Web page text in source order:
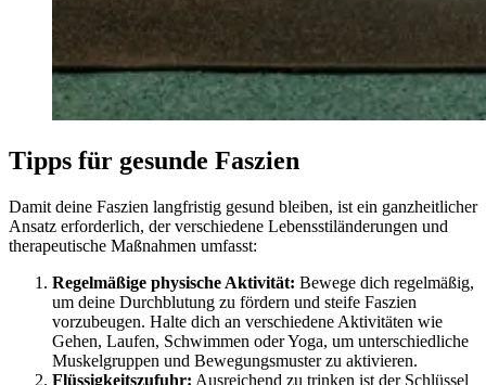
Tipps für gesunde Faszien
Damit deine Faszien langfristig gesund bleiben, ist ein ganzheitlicher
Ansatz erforderlich, der verschiedene Lebensstiländerungen und
therapeutische Maßnahmen umfasst:
Regelmäßige physische Aktivität: Bewege dich regelmäßig,
um deine Durchblutung zu fördern und steife Faszien
vorzubeugen. Halte dich an verschiedene Aktivitäten wie
Gehen, Laufen, Schwimmen oder Yoga, um unterschiedliche
Muskelgruppen und Bewegungsmuster zu aktivieren.
Flüssigkeitszufuhr: Ausreichend zu trinken ist der Schlüssel